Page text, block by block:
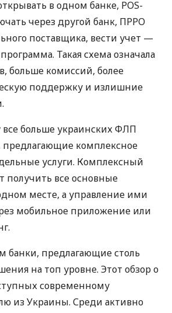
в одном банке, POS-
через другой банк, ПРРО
поставщика, вести учет —
Такая схема означала
больше комиссий, более
поддержку и излишние
больше украинских ФЛП
комплексное
услуги. Комплексный
получить все основные
месте, а управление ими
мобильное приложение или
банки, предлагающие столь
на топ уровне. Этот обзор о
современному
из Украины. Среди активно